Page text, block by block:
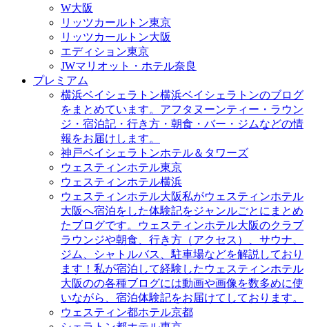
W大阪
リッツカールトン東京
リッツカールトン大阪
エディション東京
JWマリオット・ホテル奈良
プレミアム
横浜ベイシェラトン横浜ベイシェラトンのブログ
をまとめています。アフタヌーンティー・ラウン
ジ・宿泊記・行き方・朝食・バー・ジムなどの情
報をお届けします。
神戸ベイシェラトンホテル＆タワーズ
ウェスティンホテル東京
ウェスティンホテル横浜
ウェスティンホテル大阪私がウェスティンホテル
大阪へ宿泊をした体験記をジャンルごとにまとめ
たブログです。ウェスティンホテル大阪のクラブ
ラウンジや朝食、行き方（アクセス）、サウナ、
ジム、シャトルバス、駐車場などを解説しており
ます！私が宿泊して経験したウェスティンホテル
大阪のの各種ブログには動画や画像を数多めに使
いながら、宿泊体験記をお届けてしております。
ウェスティン都ホテル京都